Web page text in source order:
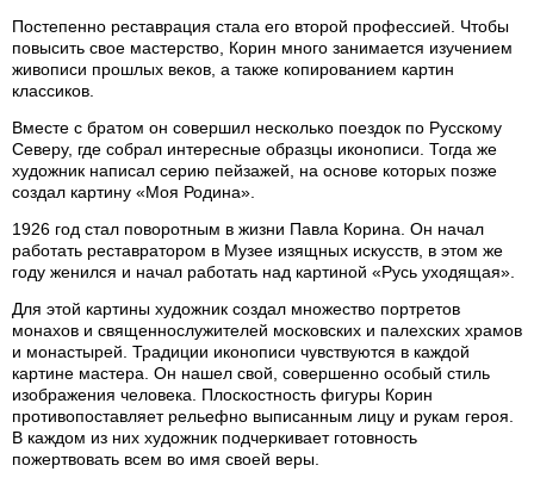
Постепенно реставрация стала его второй профессией. Чтобы
повысить свое мастерство, Корин много занимается изучением
живописи прошлых веков, а также копированием картин
классиков.
Вместе с братом он совершил несколько поездок по Русскому
Северу, где собрал интересные образцы иконописи. Тогда же
художник написал серию пейзажей, на основе которых позже
создал картину «Моя Родина».
1926 год стал поворотным в жизни Павла Корина. Он начал
работать реставратором в Музее изящных искусств, в этом же
году женился и начал работать над картиной «Русь уходящая».
Для этой картины художник создал множество портретов
монахов и священнослужителей московских и палехских храмов
и монастырей. Традиции иконописи чувствуются в каждой
картине мастера. Он нашел свой, совершенно особый стиль
изображения человека. Плоскостность фигуры Корин
противопоставляет рельефно выписанным лицу и рукам героя.
В каждом из них художник подчеркивает готовность
пожертвовать всем во имя своей веры.